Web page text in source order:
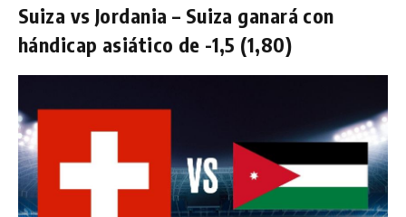
Suiza vs Jordania – Suiza ganará con
hándicap asiático de -1,5 (1,80)